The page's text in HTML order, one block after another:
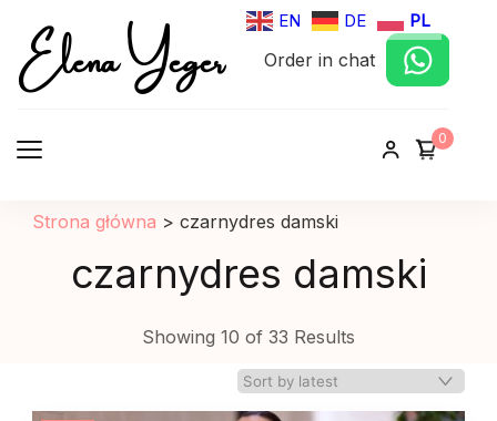
EN DE PL
Elena Yeger
Sklep internetowy odziez damska
Order in chat
0
Strona główna > czarnydres damski
czarnydres damski
Showing 10 of 33 Results